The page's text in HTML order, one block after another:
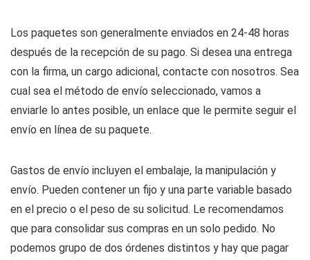
Los paquetes son generalmente enviados en 24-48 horas
después de la recepción de su pago. Si desea una entrega
con la firma, un cargo adicional, contacte con nosotros. Sea
cual sea el método de envío seleccionado, vamos a
enviarle lo antes posible, un enlace que le permite seguir el
envío en línea de su paquete.
Gastos de envío incluyen el embalaje, la manipulación y
envío. Pueden contener un fijo y una parte variable basado
en el precio o el peso de su solicitud. Le recomendamos
que para consolidar sus compras en un solo pedido. No
podemos grupo de dos órdenes distintos y hay que pagar